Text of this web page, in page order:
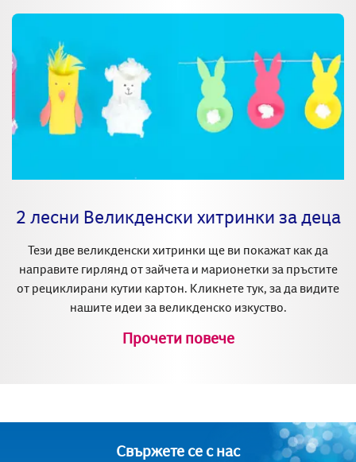
2 лесни Великденски хитринки за деца
Тези две великденски хитринки ще ви покажат как да
направите гирлянд от зайчета и марионетки за пръстите
от рециклирани кутии картон. Кликнете тук, за да видите
нашите идеи за великденско изкуство.
Прочети повече
Свържете се с нас